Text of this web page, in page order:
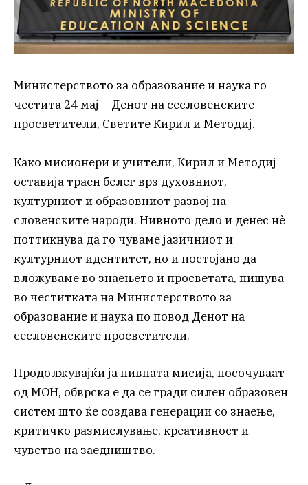
Министерството за образование и наука го
честита 24 мај – Денот на сесловенските
просветители, Светите Кирил и Методиј.
Како мисионери и учители, Кирил и Методиј
оставија траен белег врз духовниот,
културниот и образовниот развој на
словенските народи. Нивното дело и денес нè
поттикнува да го чуваме јазичниот и
културниот идентитет, но и постојано да
вложуваме во знаењето и просветата, пишува
во честитката на Министерството за
образование и наука по повод Денот на
сесловенските просветители.
Продолжувајќи ја нивната мисија, посочуваат
од МОН, обврска е да се гради силен образовен
систем што ќе создава генерации со знаење,
критичко размислување, креативност и
чувство на заедништво.